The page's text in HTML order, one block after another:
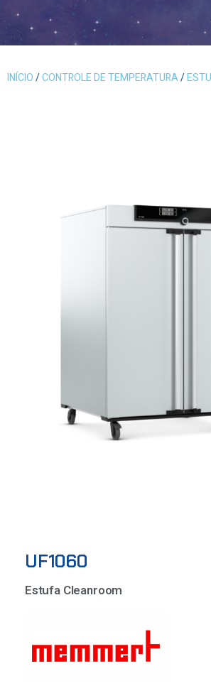
INÍCIO/CONTROLE DE TEMPERATURA/
UF1060
Estufa Cleanroom